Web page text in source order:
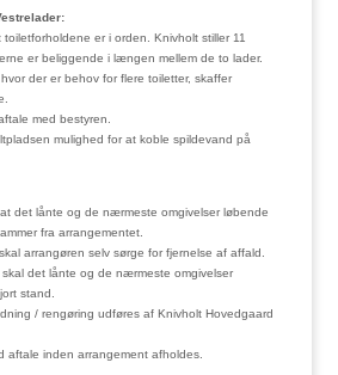
er i orden. Knivholt stiller 11
er beliggende i længen mellem de to lader.
der er behov for flere toiletter, skaffer
med bestyren.
mulighed for at koble spildevand på
det lånte og de nærmeste omgivelser løbende
fra arrangementet.
arrangøren selv sørge for fjernelse af affald.
det lånte og de nærmeste omgivelser
stand.
/ rengøring udføres af Knivholt Hovedgaard
aftale inden arrangement afholdes.